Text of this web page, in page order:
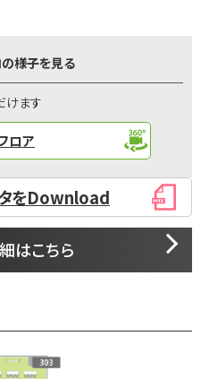
様子を見る
けます
ロア
をDownload
はこちら